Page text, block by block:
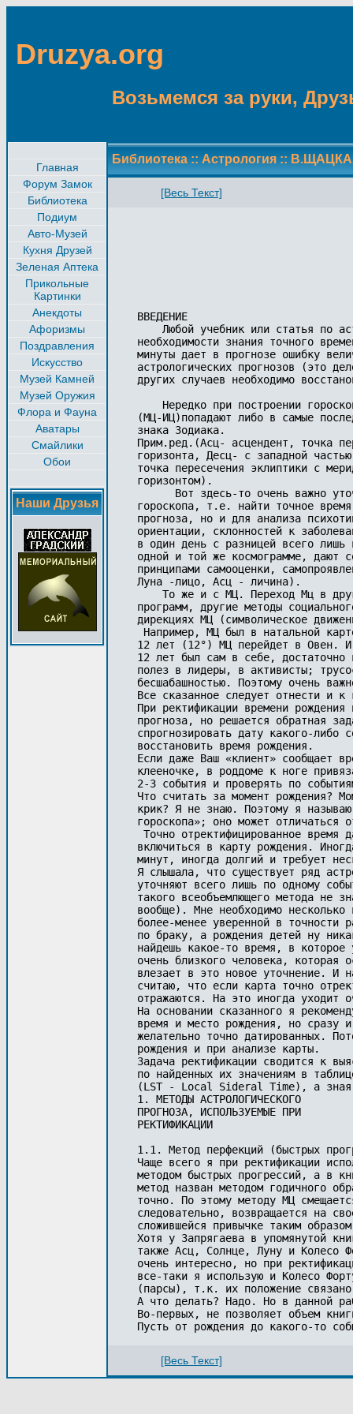
Druzya.org
Возьмемся за руки,
Главная
Форум Замок
Библиотека
Подиум
Авто-Музей
Кухня Друзей
Зеленая Аптека
Прикольные
Картинки
Анекдоты
Афоризмы
Поздравления
Искусство
Музей Камней
Музей Оружия
Флора и Фауна
Аватары
Смайлики
Обои
Наши Друзья
Библиотека :: Астрология ::
[Весь Текст]
ВВЕДЕНИЕ
Любой учебник или статья по
необходимости знания точного
минуты дает в прогнозе ошибку
астрологических прогнозов (это
других случаев необходимо
Нередко при построении
(МЦ-ИЦ)попадают либо в самые
знака Зодиака.
Прим.ред.(Асц- асцендент, точка
горизонта, Десц- с западной
точка пересечения эклиптики с
горизонтом).
Вот здесь-то очень важно
гороскопа, т.е. найти точное
прогноза, но и для анализа
ориентации, склонностей к
в один день с разницей всего
одной и той же космограмме, дают
принципами самооценки,
Луна -лицо, Асц - личина).
То же и с МЦ. Переход Мц в
программ, другие методы
дирекциях МЦ (символическое
Например, МЦ был в натальной
12 лет (12°) МЦ перейдет в Овен.
12 лет был сам в себе,
полез в лидеры, в активисты;
бесшабашностью. Поэтому очень
Все сказанное следует отнести и
При ректификации времени
прогноза, но решается обратная
спрогнозировать дату какого-
восстановить время рождения.
Если даже Ваш «клиент» сообщает
клееночке, в роддоме к ноге
2-3 события и проверять по
Что считать за момент рождения?
крик? Я не знаю. Поэтому я
гороскопа»; оно может
Точно отректифицированное время
включиться в карту рождения.
минут, иногда долгий и требует
Я слышала, что существует ряд
уточняют всего лишь по одному
такого всеобъемлющего метода не
вообще). Мне необходимо
более-менее уверенной в точности
по браку, а рождения детей ну
найдешь какое-то время, в
очень близкого человека,
влезает в это новое уточнение. И
считаю, что если карта точно
отражаются. На это иногда уходит
На основании сказанного я
время и место рождения, но сразу
желательно точно датированных.
рождения и при анализе карты.
Задача ректификации сводится к
по найденных их значениям в
(LST - Local Sideral Time), а зная
1. МЕТОДЫ АСТРОЛОГИЧЕСКОГО
ПРОГНОЗА, ИСПОЛЬЗУЕМЫЕ ПРИ
РЕКТИФИКАЦИИ
1.1. Метод перфекций (быстрых
Чаще всего я при ректификации
методом быстрых прогрессий, а в
метод назван методом годичного
точно. По этому методу МЦ
следовательно, возвращается на
сложившейся привычке таким
Хотя у Запрягаева в упомянутой
также Асц, Солнце, Луну и Колесо
очень интересно, но при
все-таки я использую и Колесо
(парсы), т.к. их положение
А что делать? Надо. Но в данной
Во-первых, не позволяет объем
[Весь Текст]